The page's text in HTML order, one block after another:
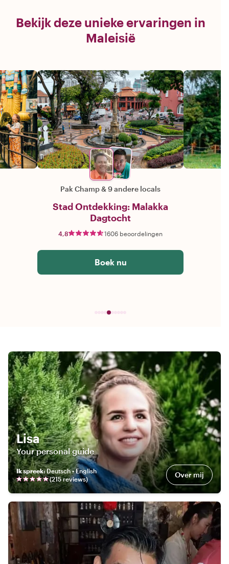
Bekijk deze unieke ervaringen in
Maleisië
Pak Champ&9 andere locals
Stad Ontdekking: Malakka
Dagtocht
4,8 1606 beoordelingen
Boek nu
Lisa
Your personal guide
Ik spreek:Deutsch • English
(215reviews) Over mij